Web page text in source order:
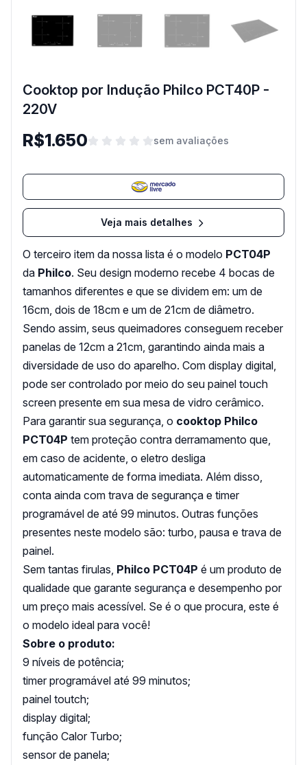
Cooktop por Indução Philco PCT40P -
220V
R$1.650 sem avaliações
Veja mais detalhes
O terceiro item da nossa lista é o modelo PCT04P
da Philco. Seu design moderno recebe 4 bocas de
tamanhos diferentes e que se dividem em: um de
16cm, dois de 18cm e um de 21cm de diâmetro.
Sendo assim, seus queimadores conseguem receber
panelas de 12cm a 21cm, garantindo ainda mais a
diversidade de uso do aparelho. Com display digital,
pode ser controlado por meio do seu painel touch
screen presente em sua mesa de vidro cerâmico.
Para garantir sua segurança, o cooktop Philco
PCT04P tem proteção contra derramamento que,
em caso de acidente, o eletro desliga
automaticamente de forma imediata. Além disso,
conta ainda com trava de segurança e timer
programável de até 99 minutos. Outras funções
presentes neste modelo são: turbo, pausa e trava de
painel.
Sem tantas firulas, Philco PCT04P é um produto de
qualidade que garante segurança e desempenho por
um preço mais acessível. Se é o que procura, este é
o modelo ideal para você!
Sobre o produto:
9 níveis de potência;
timer programável até 99 minutos;
painel toutch;
display digital;
função Calor Turbo;
sensor de panela;